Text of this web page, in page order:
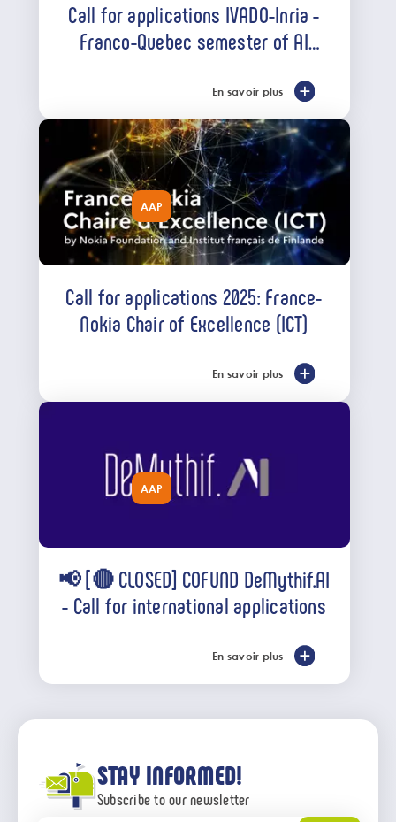
Call for applications IVADO-Inria -
Franco-Quebec semester of AI
En savoir plus
AAP
Call for applications 2025: France-
Nokia Chair of Excellence (ICT)
En savoir plus
AAP
📢 [🔴 CLOSED] COFUND DeMythif.AI
- Call for international applications
En savoir plus
STAY INFORMED!
Subscribe to our newsletter